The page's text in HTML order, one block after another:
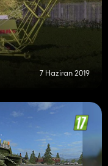
7 Haziran 2019